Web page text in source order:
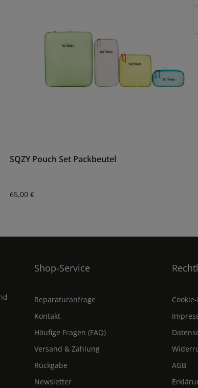
SQZY Pouch Set Packbeutel
Regulärer Preis:
65,00 €
Shop-Service
Reparaturanfrage
Kontakt
Häufige Fragen (FAQ)
Versand & Zahlung
Rückgabe
Newsletter
AGB